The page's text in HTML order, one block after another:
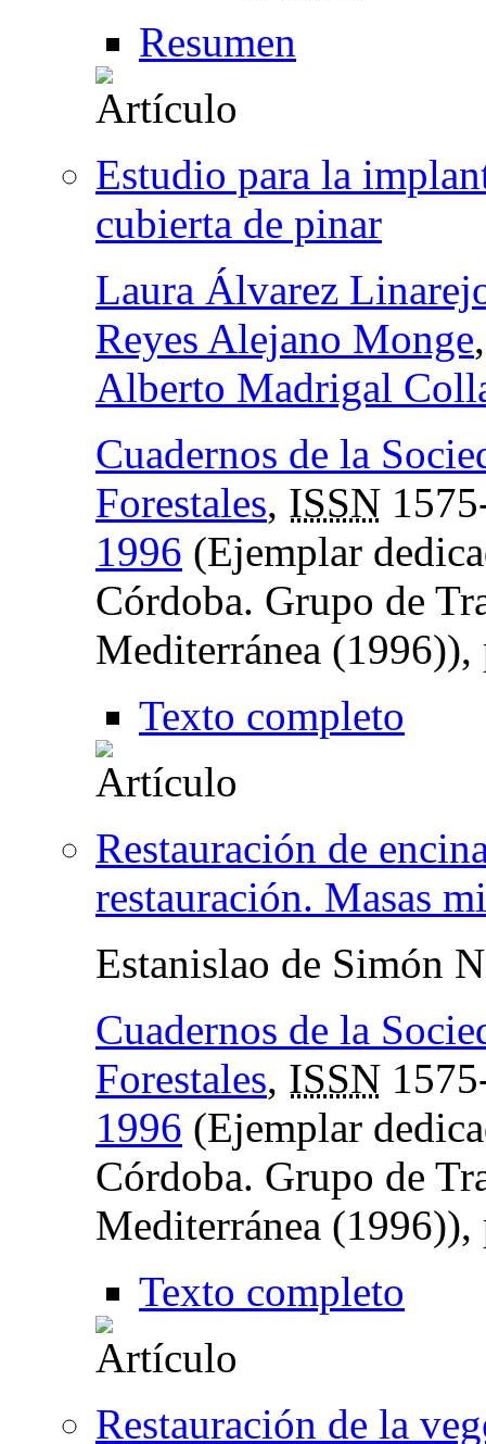
Resumen
Estudio para la
cubierta de pinar
Laura Álvarez
Reyes Alejano Monge
Alberto Madrigal
Cuadernos de la
Forestales, ISSN
1996 (Ejemplar
Córdoba. Grupo de
Mediterránea (1996)),
Texto completo
Restauración de
restauración. Masas
Estanislao de Simón
Cuadernos de la
Forestales, ISSN
1996 (Ejemplar
Córdoba. Grupo de
Mediterránea (1996)),
Texto completo
Restauración de la